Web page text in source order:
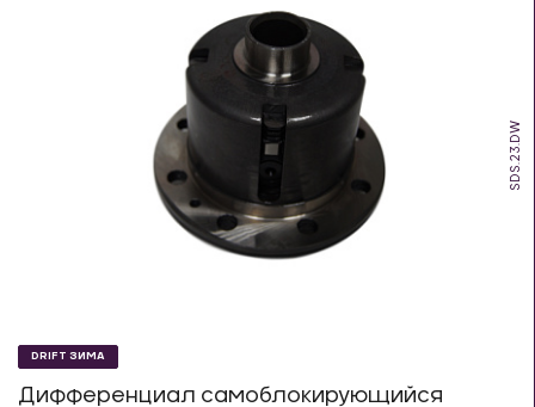
SDS.23.DW
DRIFT ЗИМА
Дифференциал самоблокирующийся